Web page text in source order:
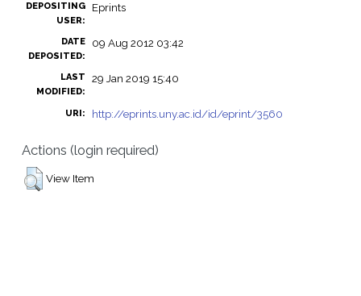
DEPOSITING
USER:
Eprints
DATE
DEPOSITED:
09 Aug 2012 03:42
LAST
MODIFIED:
29 Jan 2019 15:40
URI: http://eprints.uny.ac.id/id/eprint/3560
Actions (login required)
View Item